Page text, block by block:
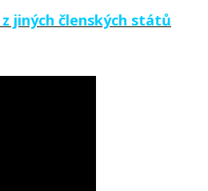
z jiných členských států